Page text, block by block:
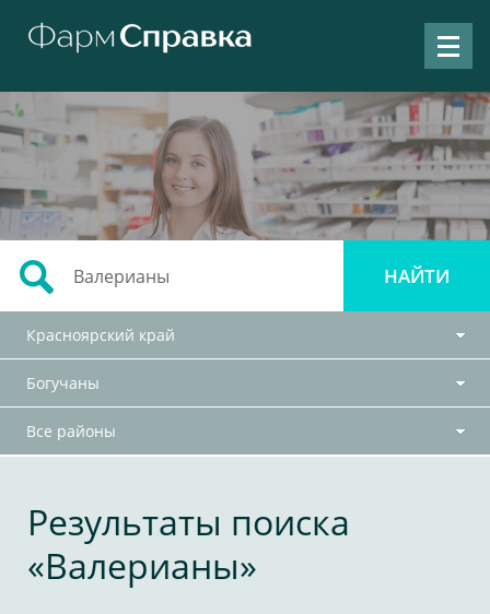
Красноярский край
Богучаны
Все районы
Результаты поиска
«Валерианы»